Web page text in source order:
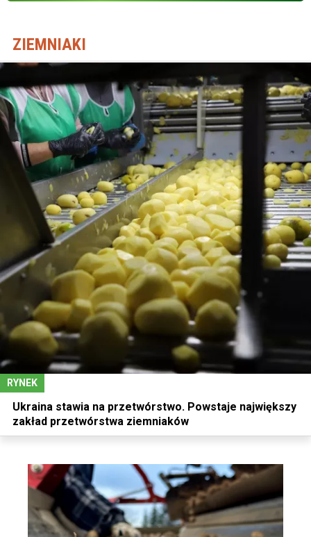
ZIEMNIAKI
RYNEK
Ukraina stawia na przetwórstwo. Powstaje największy
zakład przetwórstwa ziemniaków